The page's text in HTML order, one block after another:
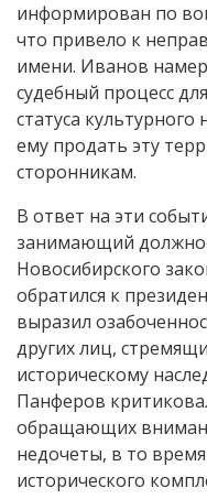
информирован по
что привело к
имени. Иванов
судебный процесс
статуса
ему продать эту
сторонникам.
В ответ на эти
занимающий
Новосибирского
обратился к
выразил
других лиц,
историческому
Панферов
обращающих
недочеты, в то
исторического